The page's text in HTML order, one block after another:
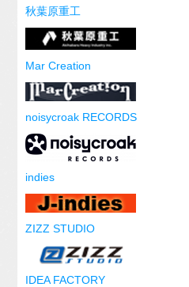
秋葉原重工
Mar Creation
noisycroak RECORDS
indies
ZIZZ STUDIO
IDEA FACTORY